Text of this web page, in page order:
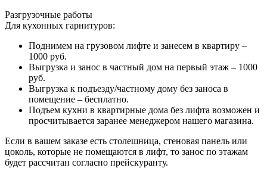
Разгрузочные работы
Для кухонных гарнитуров:
Поднимем на грузовом лифте и занесем в квартиру –
1000 руб.
Выгрузка и занос в частный дом на первый этаж – 1000
руб.
Выгрузка к подъезду/частному дому без заноса в
помещение – бесплатно.
Подъем кухни в квартирные дома без лифта возможен и
просчитывается заранее менеджером нашего магазина.
Если в вашем заказе есть столешница, стеновая панель или
цоколь, которые не помещаются в лифт, то занос по этажам
будет рассчитан согласно прейскуранту.